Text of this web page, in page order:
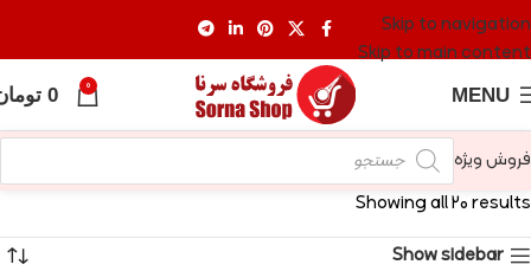
Skip to navigation
Skip to main content
MENU
0
0
فروش ویژه
Showing all 20 results
Show sidebar